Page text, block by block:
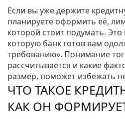
Если вы уже держите
планируете оформить её,
которой стоит подумать.
которую банк готов вам
требованию». Понимание
рассчитывается и какие
размер, поможет избежать
ЧТО ТАКОЕ
КАК ОН